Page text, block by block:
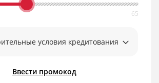
условия кредитования
Ввести промокод